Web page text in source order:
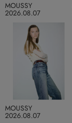
2026.08.07
MOUSSY
2026.08.07
MOUSSY